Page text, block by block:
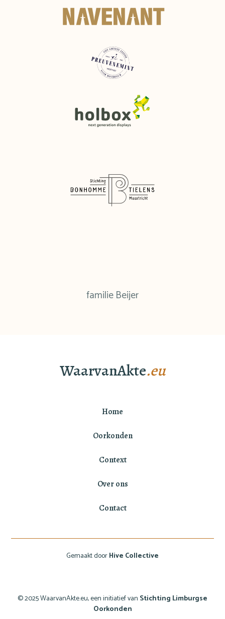
familie Beijer
WaarvanAkte.eu
Home
Oorkonden
Context
Over ons
Contact
© 2025 WaarvanAkte.eu, een initiatief van Stichting Limburgse
Oorkonden
Gemaakt doorHive Collective